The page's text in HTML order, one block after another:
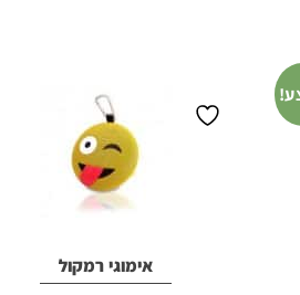
אימוגי רמקול